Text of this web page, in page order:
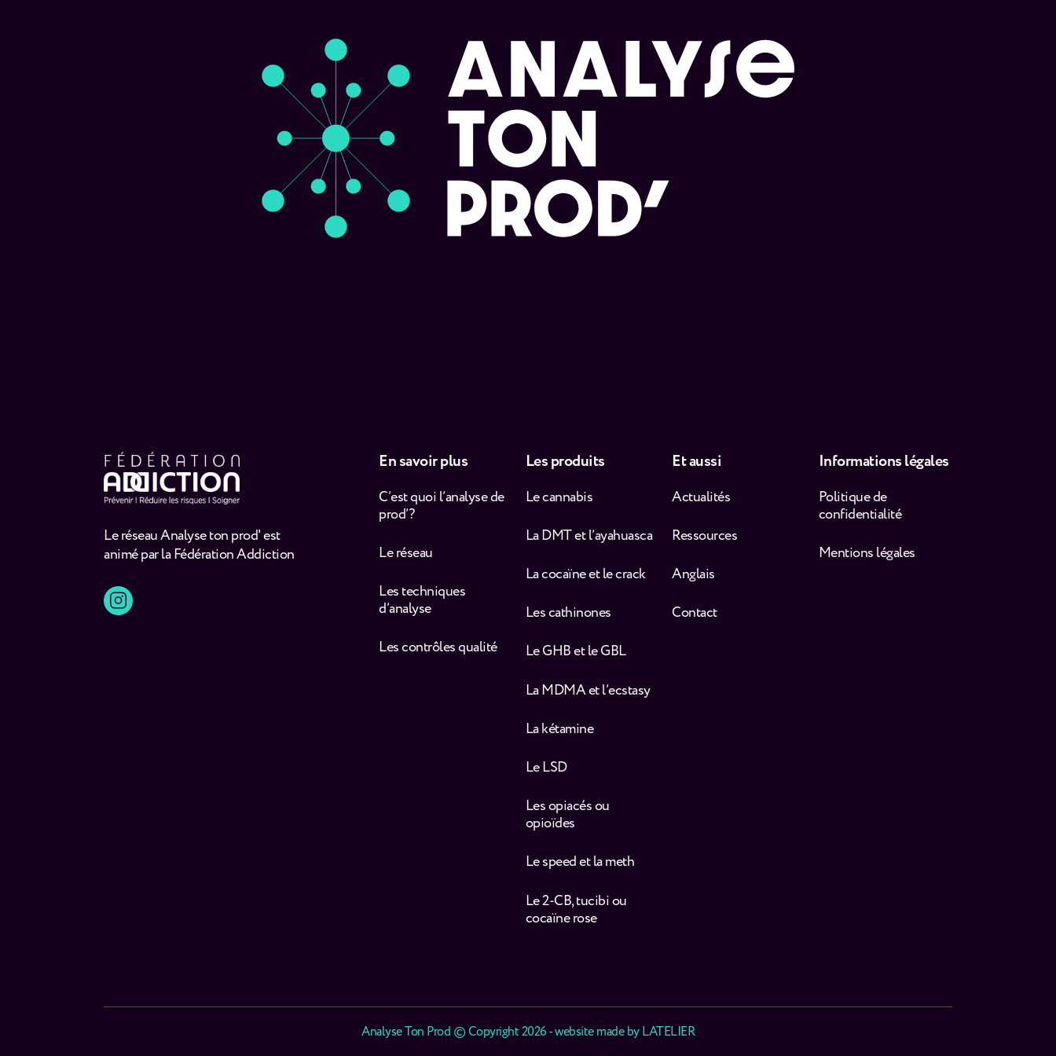
Le réseau Analyse ton prod' est
animé par la Fédération Addiction
En savoir plus
C’est quoi l’analyse de
prod’ ?
Le réseau
Les techniques
d’analyse
Les contrôles qualité
Les produits
Le cannabis
La DMT et l’ayahuasca
La cocaïne et le crack
Les cathinones
Le GHB et le GBL
La MDMA et l’ecstasy
La kétamine
Le LSD
Les opiacés ou
opioïdes
Le speed et la meth
Le 2-CB, tucibi ou
cocaïne rose
Et aussi
Actualités
Ressources
Anglais
Contact
Informations légales
Politique de
confidentialité
Mentions légales
Analyse Ton Prod © Copyright 2026 - website made byLATELIER